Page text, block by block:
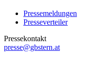
Pressemeldungen
Presseverteiler
Pressekontakt
presse@gbstern.at